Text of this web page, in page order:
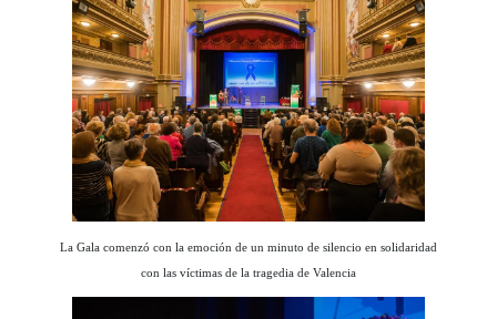
La Gala comenzó con la emoción de un minuto de silencio en solidaridad
con las víctimas de la tragedia de Valencia